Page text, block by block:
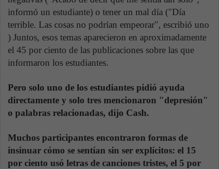
informó un estudiante) o tener un mal día ("Día
terrible. Las cosas no podrían empeorar", escribió uno
) Juntos, esos temas aparecieron en aproximadamente
el 45 por ciento de las publicaciones sobre las que
informaron los estudiantes.
Pero solo uno de los estudiantes pidió ayuda
directamente y solo tres mencionaron "depresión"
o palabras relacionadas, dijo Cash.
Muchos participantes encontraron formas de
insinuar cómo se sentían sin ser explícitos: el 15
por ciento usó letras de canciones tristes, el 5 por